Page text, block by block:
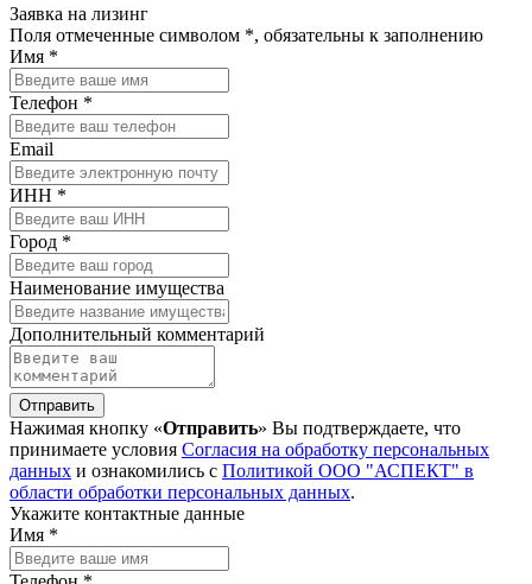
Заявка на лизинг
Поля отмеченные символом *, обязательны к заполнению
Имя *
Телефон *
Email
ИНН *
Город *
Наименование имущества
Дополнительный комментарий
Отправить
Нажимая кнопку «Отправить» Вы подтверждаете, что
принимаете условия Согласия на обработку персональных
данных и ознакомились с Политикой ООО "АСПЕКТ" в
области обработки персональных данных.
Укажите контактные данные
Имя *